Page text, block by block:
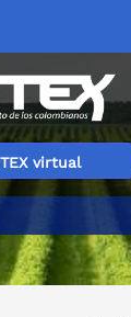
virtual
Ospina